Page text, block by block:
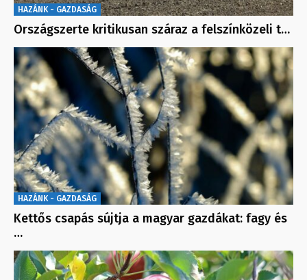
HAZÁNK - GAZDASÁG
Országszerte kritikusan száraz a felszínközeli t…
HAZÁNK - GAZDASÁG
Kettős csapás sújtja a magyar gazdákat: fagy és
…